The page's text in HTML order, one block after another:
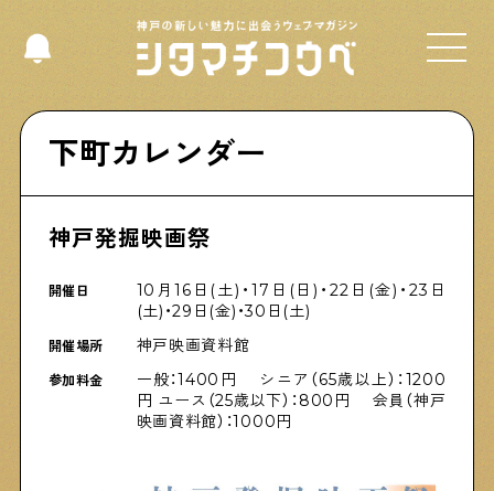
Select Language ▼
Shitamachi NUDIE
今夜、下町で
下町の飲み歩き日記です
下町カレンダー
神戸発掘映画祭
開催日
10月16日(土)・17日(日)・22日(金)・23日
(土)・29日(金)・30日(土)
開催場所 神戸映画資料館
参加料金
一般：1400円 シニア（65歳以上）：1200
円 ユース（25歳以下）：800円 会員（神戸
映画資料館）：1000円